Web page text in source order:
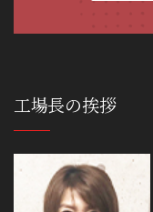
工場長の挨拶